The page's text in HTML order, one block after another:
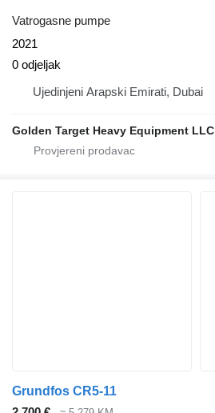
Vatrogasne pumpe
2021
0 odjeljak
Ujedinjeni Arapski Emirati, Dubai
Golden Target Heavy Equipment LLC
Grundfos CR5-11